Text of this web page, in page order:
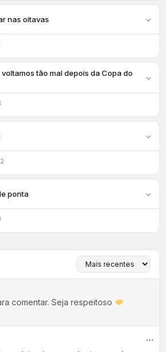
nas oitavas
tão mal depois da Copa do
2
ponta
comentar. Seja respeitoso